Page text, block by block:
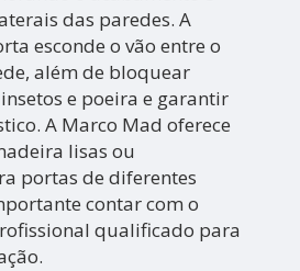
das paredes. A
esconde o vão entre o
além de bloquear
e poeira e garantir
A Marco Mad oferece
lisas ou
portas de diferentes
contar com o
qualificado para